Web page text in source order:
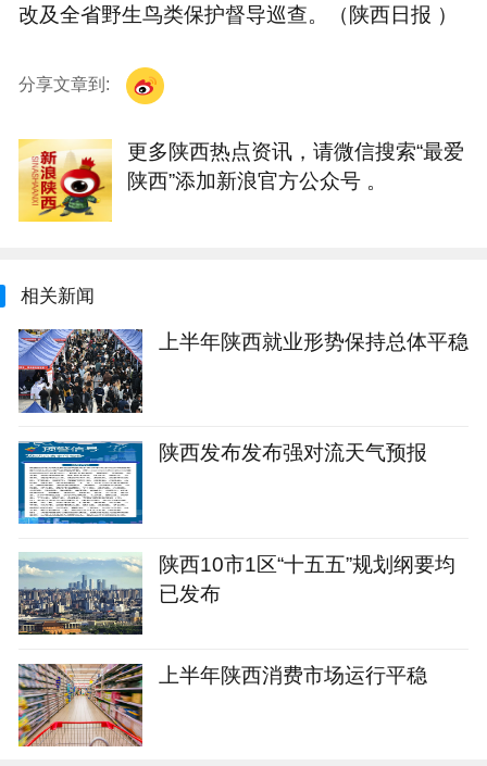
改及全省野生鸟类保护督导巡查。（陕西日报 ）
分享文章到:
更多陕西热点资讯，请微信搜索“最爱
陕西”添加新浪官方公众号 。
相关新闻
上半年陕西就业形势保持总体平稳
陕西发布发布强对流天气预报
陕西10市1区“十五五”规划纲要均
已发布
上半年陕西消费市场运行平稳